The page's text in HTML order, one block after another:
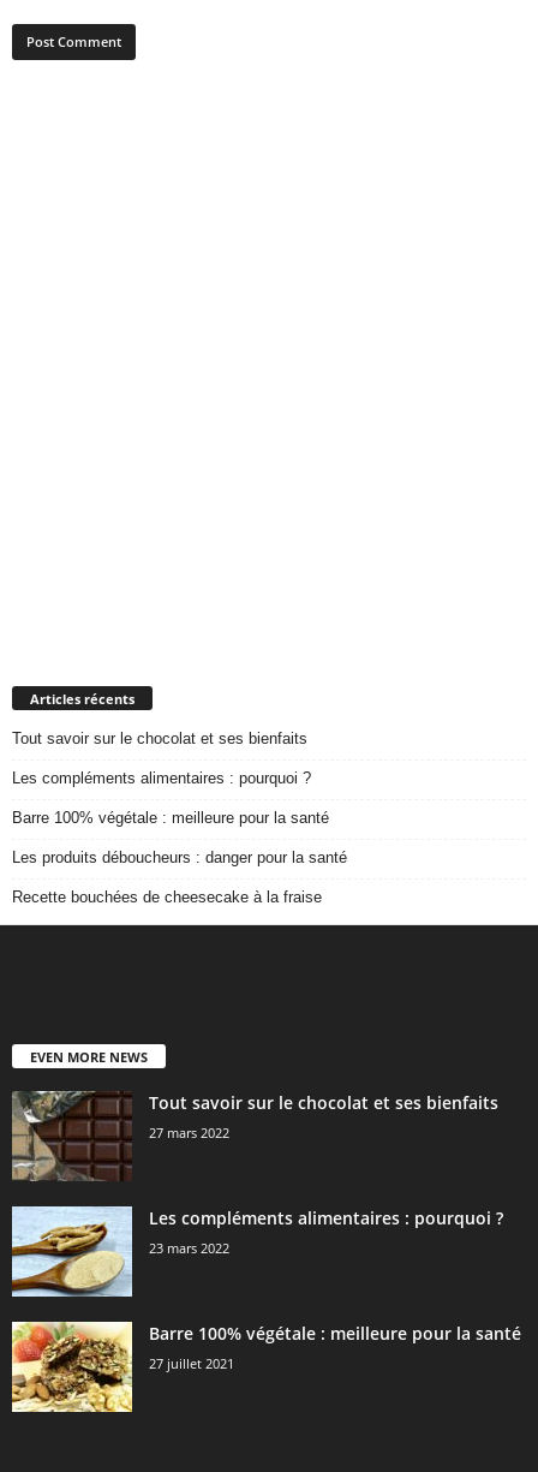
Articles récents
Tout savoir sur le chocolat et ses bienfaits
Les compléments alimentaires : pourquoi ?
Barre 100% végétale : meilleure pour la santé
Les produits déboucheurs : danger pour la santé
Recette bouchées de cheesecake à la fraise
EVEN MORE NEWS
Tout savoir sur le chocolat et ses bienfaits
27 mars 2022
Les compléments alimentaires : pourquoi ?
23 mars 2022
Barre 100% végétale : meilleure pour la santé
27 juillet 2021